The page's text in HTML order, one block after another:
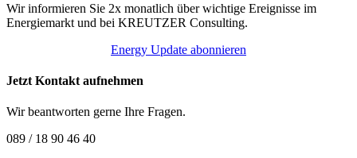
Wir informieren Sie 2x monatlich über wichtige Ereignisse im
Energiemarkt und bei KREUTZER Consulting.
Energy Update abonnieren
Jetzt Kontakt aufnehmen
Wir beantworten gerne Ihre Fragen.
089 / 18 90 46 40